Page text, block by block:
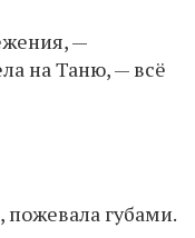
—
на Таню, — всё
губами.